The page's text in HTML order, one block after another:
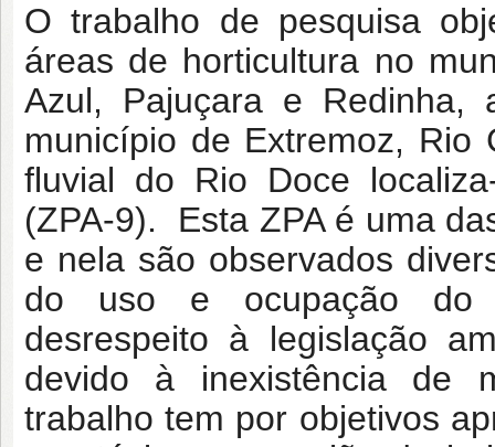
O trabalho de pesquisa
áreas de horticultura no
Azul, Pajuçara e
município de Extremoz, Rio
fluvial do Rio Doce
(ZPA-9). Esta ZPA é uma
e nela são observados
do uso e ocupação do
desrespeito à legislação
devido à inexistência de
trabalho tem por objetivos